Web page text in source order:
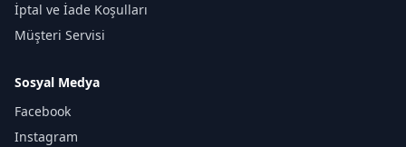
İptal ve İade Koşulları
Müşteri Servisi
Sosyal Medya
Facebook
Instagram